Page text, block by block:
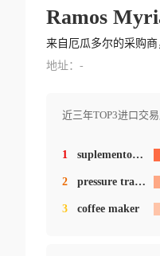
Ramos
来自厄瓜多尔的采购
地址：-
近三年TOP3进口交
1 suplementos , juguete , ropa , perfume
2 pressure transmitter
3 coffee maker